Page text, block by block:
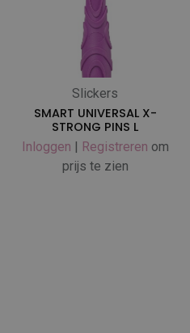
Slickers
SMART UNIVERSAL X-
STRONG PINS L
Inloggen | Registreren om
prijs te zien